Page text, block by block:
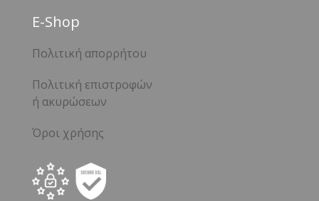
Ε-Shop
Πολιτική απορρήτου
Πολιτική επιστροφών
ή ακυρώσεων
Όροι χρήσης